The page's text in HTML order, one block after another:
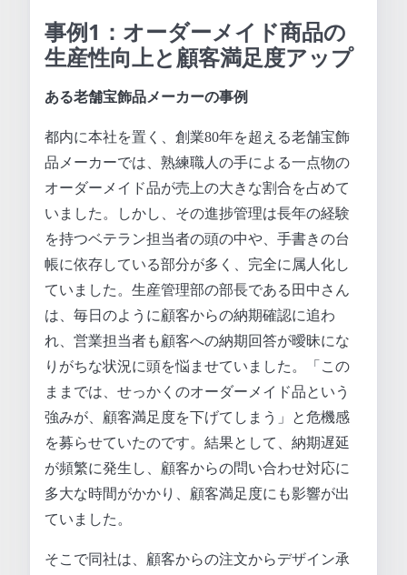
事例1：オーダーメイド商品の
生産性向上と顧客満足度アップ
ある老舗宝飾品メーカーの事例
都内に本社を置く、創業80年を超える老舗宝飾
品メーカーでは、熟練職人の手による一点物の
オーダーメイド品が売上の大きな割合を占めて
いました。しかし、その進捗管理は長年の経験
を持つベテラン担当者の頭の中や、手書きの台
帳に依存している部分が多く、完全に属人化し
ていました。生産管理部の部長である田中さん
は、毎日のように顧客からの納期確認に追わ
れ、営業担当者も顧客への納期回答が曖昧にな
りがちな状況に頭を悩ませていました。「この
ままでは、せっかくのオーダーメイド品という
強みが、顧客満足度を下げてしまう」と危機感
を募らせていたのです。結果として、納期遅延
が頻繁に発生し、顧客からの問い合わせ対応に
多大な時間がかかり、顧客満足度にも影響が出
ていました。
そこで同社は、顧客からの注文からデザイン承